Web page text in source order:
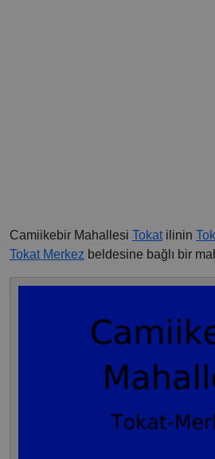
Camiikebir Mahallesi Tokatilinin
Tokat Merkez beldesine bağlı bir